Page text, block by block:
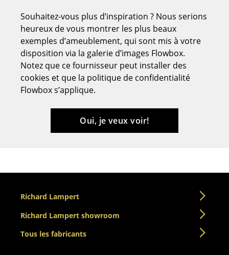
Tables basses
Bureaux & Secrétaires
Secrétaires & Tables PC
Tables de conférence et Pupitres
Tables hautes & Pupitres
... voir toutes les tables
Rangements
Souhaitez-vous plus d’inspiration ? Nous serions
heureux de vous montrer les plus beaux
exemples d’ameublement, qui sont mis à votre
disposition via la galerie d’images Flowbox.
Notez que ce fournisseur peut installer des
cookies et que la politique de confidentialité
Flowbox s’applique.
Oui, je veux voir!
Richard Lampert
Richard Lampert showroom
Tous les fabricants